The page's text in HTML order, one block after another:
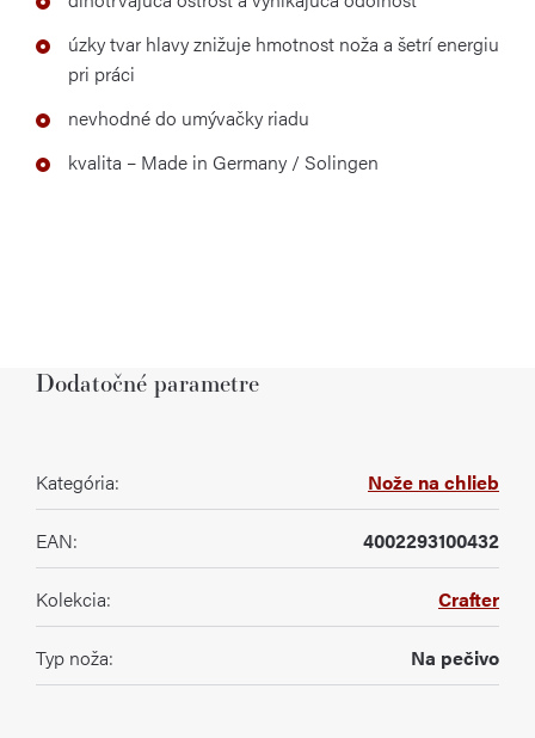
úzky tvar hlavy znižuje hmotnost noža a šetrí energiu
pri práci
nevhodné do umývačky riadu
kvalita – Made in Germany / Solingen
Dodatočné parametre
Kategória: Nože na chlieb
EAN: 4002293100432
Kolekcia: Crafter
Typ noža: Na pečivo